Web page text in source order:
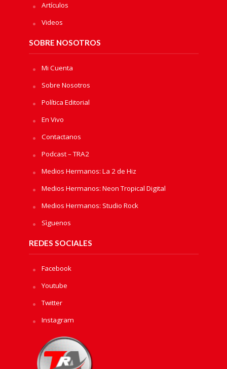
Artículos
Videos
SOBRE NOSOTROS
Mi Cuenta
Sobre Nosotros
Política Editorial
En Vivo
Contactanos
Podcast – TRA2
Medios Hermanos: La 2 de Hiz
Medios Hermanos: Neon Tropical Digital
Medios Hermanos: Studio Rock
Sìguenos
REDES SOCIALES
Facebook
Youtube
Twitter
Instagram